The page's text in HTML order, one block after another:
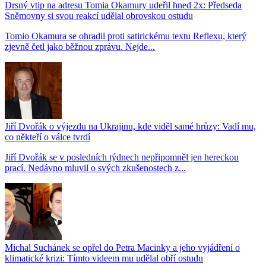
Drsný vtip na adresu Tomia Okamury udeřil hned 2x: Předseda
Sněmovny si svou reakcí udělal obrovskou ostudu
Tomio Okamura se ohradil proti satirickému textu Reflexu, který
zjevně četl jako běžnou zprávu. Nejde...
Jiří Dvořák o výjezdu na Ukrajinu, kde viděl samé hrůzy: Vadí mu,
co někteří o válce tvrdí
Jiří Dvořák se v posledních týdnech nepřipomněl jen hereckou
prací. Nedávno mluvil o svých zkušenostech z...
Michal Suchánek se opřel do Petra Macinky a jeho vyjádření o
klimatické krizi: Tímto videem mu udělal obří ostudu